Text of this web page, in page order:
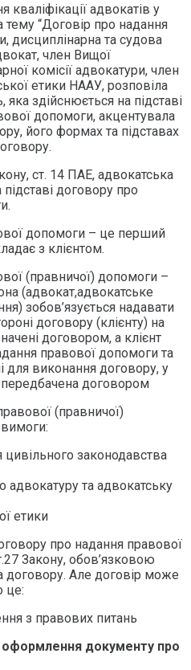
кваліфікації адвокатів у
тему “Договір про надання
дисциплінарна та судова
член Вищої
комісії адвокатури, член
етики НААУ, розповіла
яка здійснюється на підставі
допомоги, акцентувала
його формах та підставах
ст. 14 ПАЕ, адвокатська
підставі договору про
допомоги – це перший
з клієнтом.
(правничої) допомоги –
(адвокат,адвокатське
зобов’язується надавати
договору (клієнту) на
договором, а клієнт
правової допомоги та
для виконання договору, у
договором
(правничої)
законодавства
адвокатуру та адвокатську
етики
про надання правової
Закону, обов’язковою
Але договір може
це:
з правових питань
оформлення документу про